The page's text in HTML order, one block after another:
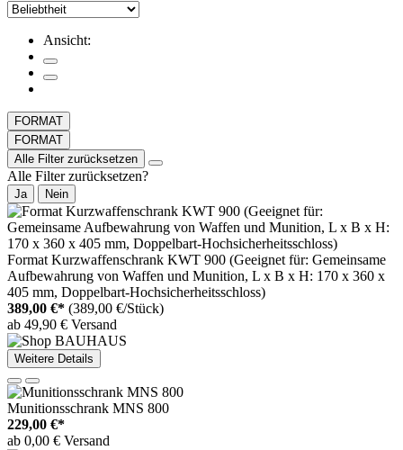
Ansicht:
FORMAT
FORMAT
Alle Filter zurücksetzen
Alle Filter zurücksetzen?
Ja Nein
Format Kurzwaffenschrank KWT 900 (Geeignet für: Gemeinsame
Aufbewahrung von Waffen und Munition, L x B x H: 170 x 360 x
405 mm, Doppelbart-Hochsicherheitsschloss)
389,00 €* (389,00 €/Stück)
ab 49,90 € Versand
Weitere Details
Munitionsschrank MNS 800
229,00 €*
ab 0,00 € Versand